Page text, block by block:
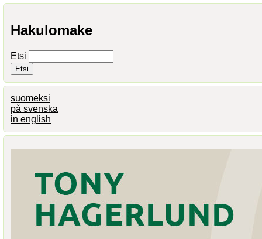
Hakulomake
Etsi
suomeksi
på svenska
in english